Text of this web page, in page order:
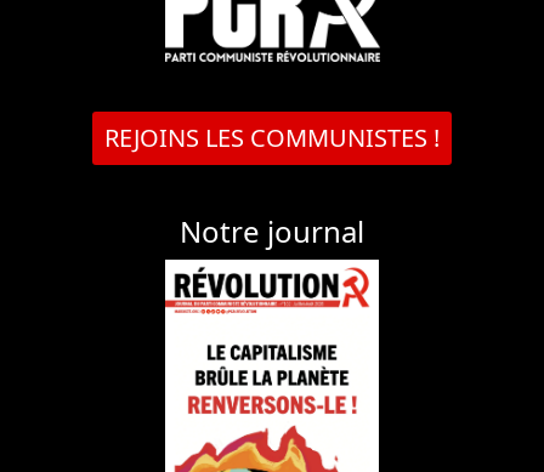
REJOINS LES COMMUNISTES !
Notre journal